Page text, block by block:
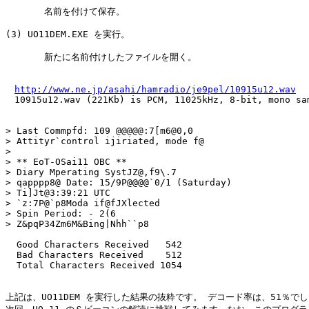
       名前を付けて保存。
(3) UO11DEM.EXE を実行。
       新たに名前付けしたファイルを開く。
http://www.ne.jp/asahi/hamradio/je9pel/10915u12.wav
10915u12.wav (221Kb) is PCM, 11025kHz, 8-bit, mono
> Last Commpfd: 109 @@@@@:7[m6@0,0
> Attityr`control ijiriated, mode f@
>
> ** EoT-OSai11 OBC **
> Diary Mperating SystJZ@,f9\.7
> qapppp8@ Date: 15/9P@@@@`0/1 (Saturday)
> Ti]Jt@3:39:21 UTC
> `z:7P@`p8Moda if@fJXlected
> Spin Period: - 2(6
> Z&pqP34Zm6M&Bing|Nhh``p8
  Good Characters Received   542
  Bad Characters Received    512
  Total Characters Received 1054
上記は、UO11DEM を実行した結果の抜粋です。 デコード率は、51％でし